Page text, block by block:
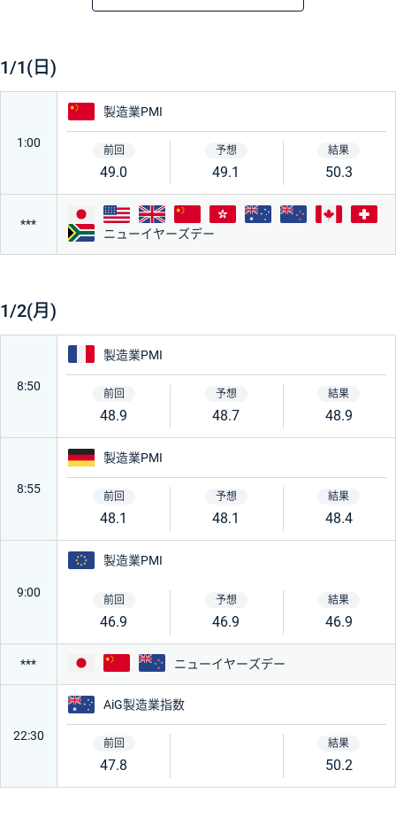
国・地域
ユーロ ドイツ
イギリス
オーストラリア
スイス
インド
チェコ ポーランド
ハンガリー
1/1(日)
1:00
中国
製造業PMI
49.0 49.1 50.3
***
日本 アメリカイギリス中国 香港 オーストラリア
ニュージーラ
カナダ
スイス 南アフリカ
ニューイヤーズデー
1/2(月)
8:50
フランス
製造業PMI
48.9 48.7 48.9
8:55
ドイツ
製造業PMI
48.1 48.1 48.4
9:00
ユーロ
製造業PMI
46.9 46.9 46.9
*** 日本 中国 ニュージーランド
ニューイヤーズデー
22:30
オーストラリア
AiG製造業指数
47.8 50.2